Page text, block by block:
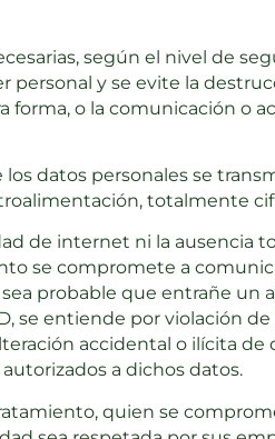
según el nivel de
personal y se evite la
o la comunicación o
datos personales se
totalmente
de internet ni la ausencia
se compromete a
probable que entrañe un
se entiende por violación
accidental o ilícita de
a dichos datos.
quien se